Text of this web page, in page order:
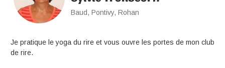
Baud, Pontivy, Rohan
Je pratique le yoga du rire et vous ouvre les portes de mon club
de rire.